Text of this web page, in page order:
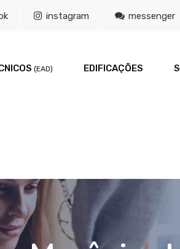
instagram messenger
(EAD) EDIFICAÇÕES